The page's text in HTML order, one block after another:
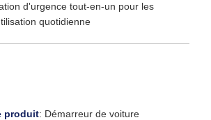
d'urgence tout-en-un pour les
quotidienne
produit: Démarreur de voiture